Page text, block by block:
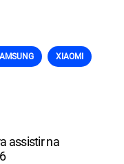
XIAOMI
assistir na